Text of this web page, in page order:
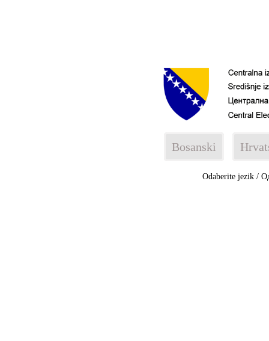
Bosanski
Odaberite jezik /